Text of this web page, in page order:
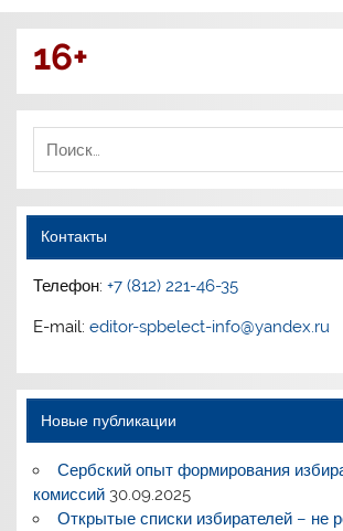
16+
Контакты
Телефон:+7 (812) 221-46-35
E-mail:editor-spbelect-info@yandex.ru
Новые публикации
Сербский опыт формирования
комиссий 30.09.2025
Открытые списки избирателей – не